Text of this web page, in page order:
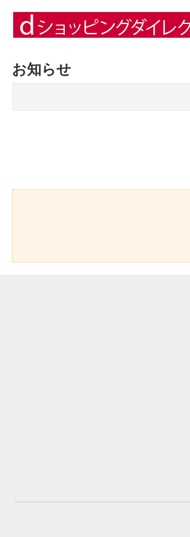
お知らせ